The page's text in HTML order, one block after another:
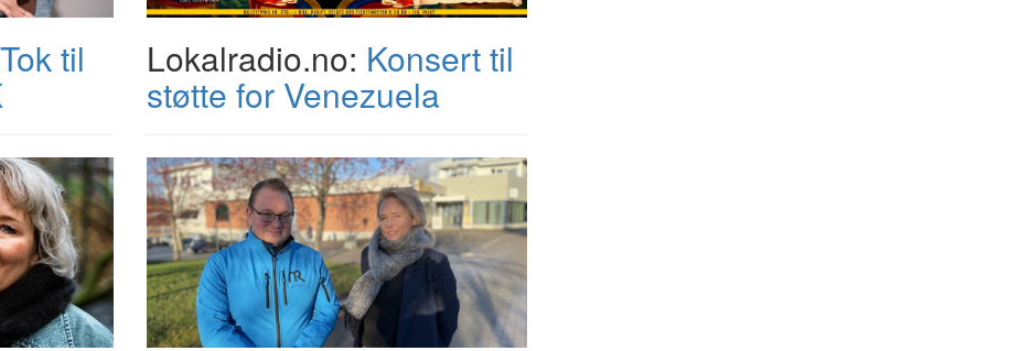
til Lokalradio.no: Konsert til
støtte for Venezuela